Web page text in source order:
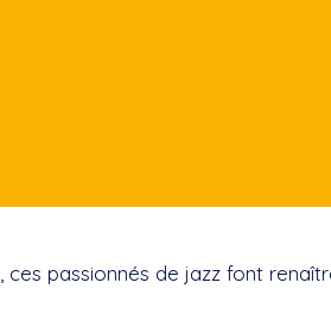
, ces passionnés de jazz font